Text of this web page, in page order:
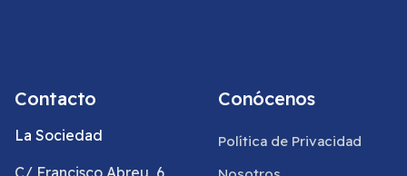
Contacto
La Sociedad
Conócenos
Política de Privacidad